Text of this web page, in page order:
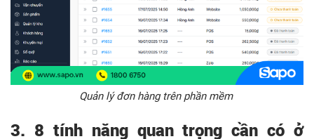
Quản lý đơn hàng trên phần mềm
3. 8 tính năng quan trọng cần có ở